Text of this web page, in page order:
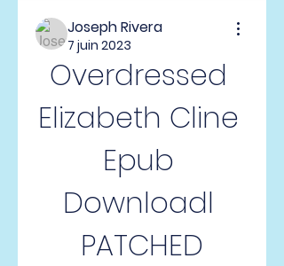
Joseph Rivera
7 juin 2023
Overdressed
Elizabeth Cline
Epub
Downloadl
PATCHED